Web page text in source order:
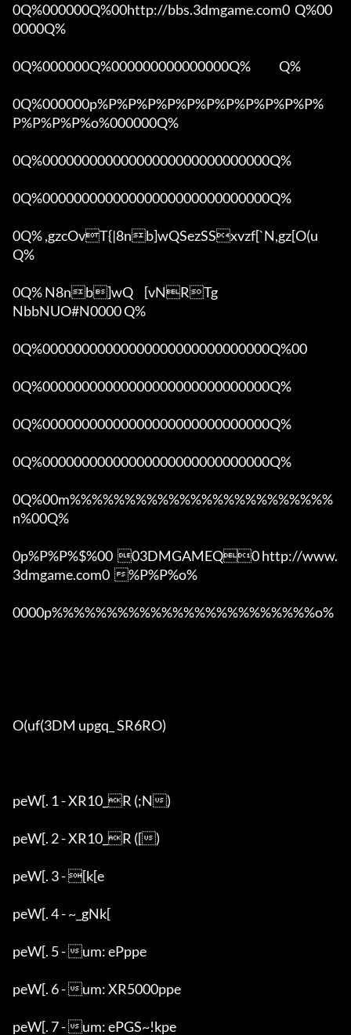
0Q%000000Q%00http://bbs.3dmgame.com0  Q%00
0000Q%
0Q%000000Q%000000000000000Q%            Q%
0Q%000000p%P%P%P%P%P%P%P%P%P%P%P%
P%P%P%P%o%000000Q%
0Q%00000000000000000000000000000Q%
0Q%00000000000000000000000000000Q%
0Q% ,gzcOvT{|8nb]wQSezSSxvzf[`N,gz[O(u
Q%
0Q% N8nb]wQ	[vNRTg
NbbNUO#N0000 Q%
0Q%00000000000000000000000000000Q%00
0Q%00000000000000000000000000000Q%
0Q%00000000000000000000000000000Q%
0Q%00000000000000000000000000000Q%
0Q%00m%%%%%%%%%%%%%%%%%%%%%%%%
n%00Q%
0p%P%P%$%00  03DMGAMEQ0 http://www.
3dmgame.com0  %P%P%o%
0000p%%%%%%%%%%%%%%%%%%%%%%%%o%
O(uf(3DM upgq_ SR6RO)
peW[. 1 - XR10_R (;N)
peW[. 2 - XR10_R ([)
peW[. 3 - [k[e
peW[. 4 - ~_gNk[
peW[. 5 - um: ePppe
peW[. 6 - um: XR5000ppe
peW[. 7 - um: ePGS~!kpe